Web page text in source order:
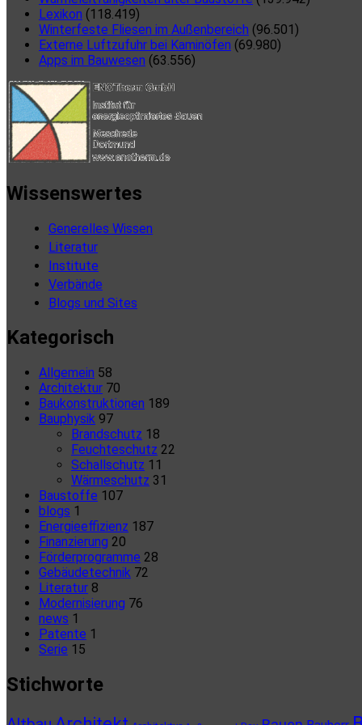
Lexikon (118.419)
Winterfeste Fliesen im Außenbereich (96.501)
Externe Luftzufuhr bei Kaminöfen (69.980)
Apps im Bauwesen (63.556)
Wissenswertes
Generelles Wissen
Literatur
Institute
Verbände
Blogs und Sites
Kategorisch
Allgemein 58
Architektur 70
Baukonstruktionen 189
Bauphysik 97
Brandschutz 18
Feuchteschutz 22
Schallschutz 11
Wärmeschutz 31
Baustoffe 107
blogs 1
Energieeffizienz 187
Finanzierung 20
Förderprogramme 28
Gebäudetechnik 72
Literatur 8
Modernisierung 76
news 1
Patente 1
Serie 15
Stichworte